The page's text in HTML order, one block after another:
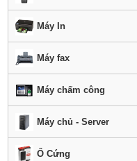
Máy In
Máy fax
Máy chấm công
Máy chủ - Server
Ổ Cứng